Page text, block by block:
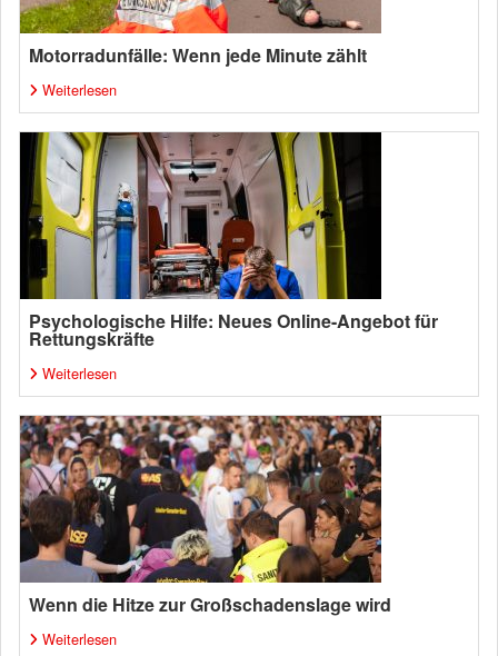
Motorradunfälle: Wenn jede Minute zählt
Weiterlesen
Psychologische Hilfe: Neues Online-Angebot für
Rettungskräfte
Weiterlesen
Wenn die Hitze zur Großschadenslage wird
Weiterlesen